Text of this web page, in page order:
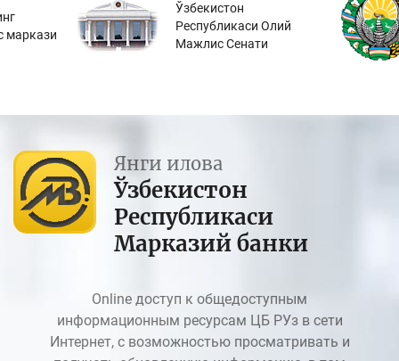
маркази
Ўзбекистон
Республикаси Олий
Мажлис Сенати
Янги илова
Ўзбекистон
Республикаси
Марказий банки
Online доступ к общедоступным
информационным ресурсам ЦБ РУз в сети
Интернет, с возможностью просматривать и